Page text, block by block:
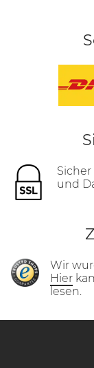
und
Wir
Hier
lesen.